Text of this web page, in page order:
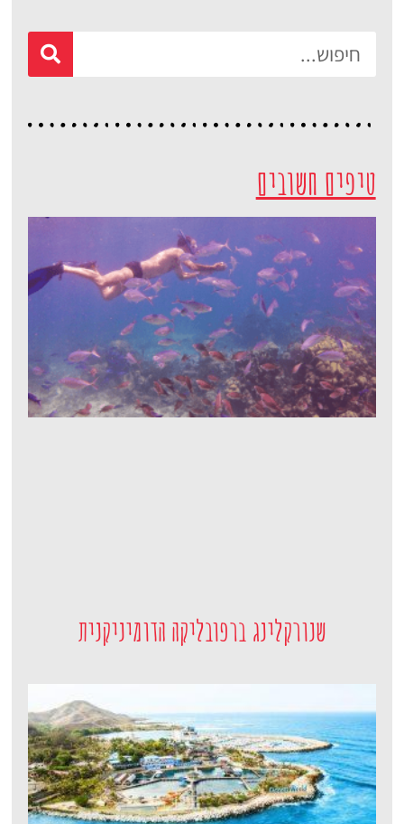
מציאת מלון
פה!
טיפים חשובים
שנורקלינג ברפובליקה הדומיניקנית